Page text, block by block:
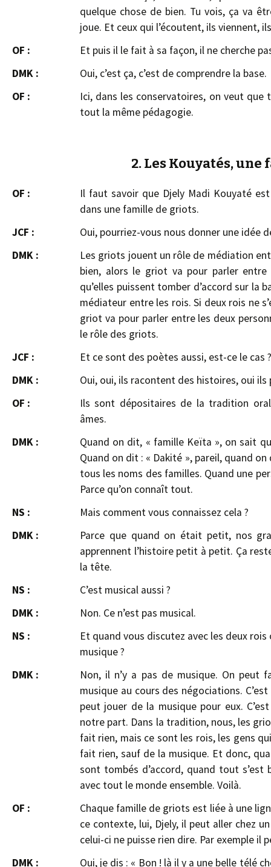
quelque chose de bien. Tu vois, ça va
joue. Et ceux qui l’écoutent, ils viennent,
OF :
Et puis il le fait à sa façon, il ne cherche
DMK :
Oui, c’est ça, c’est de comprendre la base.
OF :
Ici, dans les conservatoires, on veut que
tout la même pédagogie.
2. Les Kouyatés,
OF :
Il faut savoir que Djely Madi Kouyaté
dans une famille de griots.
JCF :
Oui, pourriez-vous nous donner une idée
DMK :
Les griots jouent un rôle de médiation
bien, alors le griot va pour parler
qu’elles puissent tomber d’accord sur la
médiateur entre les rois. Si deux rois ne
griot va pour parler entre les deux
le rôle des griots.
JCF :
Et ce sont des poètes aussi, est-ce le cas ?
DMK :
Oui, oui, ils racontent des histoires, oui
OF :
Ils sont dépositaires de la tradition
âmes.
DMK :
Quand on dit, « famille Keïta », on sait
Quand on dit : « Dakité », pareil, quand
tous les noms des familles. Quand une
Parce qu’on connaît tout.
NS :
Mais comment vous connaissez cela ?
DMK :
Parce que quand on était petit, nos
apprennent l’histoire petit à petit. Ça
la tête.
NS :
C’est musical aussi ?
DMK :
Non. Ce n’est pas musical.
NS :
Et quand vous discutez avec les deux
musique ?
DMK :
Non, il n’y a pas de musique. On peut
musique au cours des négociations.
peut jouer de la musique pour eux.
notre part. Dans la tradition, nous, les
fait rien, mais ce sont les rois, les gens
fait rien, sauf de la musique. Et donc,
sont tombés d’accord, quand tout
avec tout le monde ensemble. Voilà.
OF :
Chaque famille de griots est liée à une
ce contexte, lui, Djely, il peut aller chez
celui-ci ne puisse rien dire. Par exemple il
DMK :
Oui, je dis : « Bon ! là il y a une belle télé